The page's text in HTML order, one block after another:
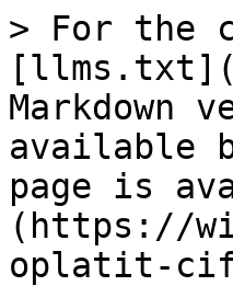
> For the
Markdown
available
page is
(https://
oplatit-